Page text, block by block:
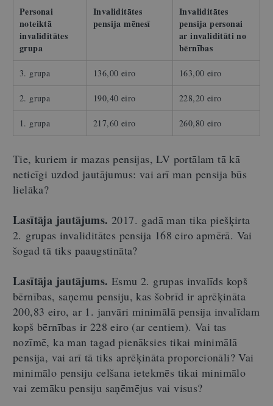
Personai
noteiktā
invaliditātes
grupa
Invaliditātes
pensija mēnesī
Invaliditātes
pensija personai
ar invaliditāti no
bērnības
3. grupa 136,00 eiro 163,00 eiro
2. grupa 190,40 eiro 228,20 eiro
1. grupa 217,60 eiro 260,80 eiro
Tie, kuriem ir mazas pensijas, LV portālam tā kā
neticīgi uzdod jautājumus: vai arī man pensija būs
lielāka?
Lasītāja jautājums. 2017. gadā man tika piešķirta
2. grupas invaliditātes pensija 168 eiro apmērā. Vai
šogad tā tiks paaugstināta?
Lasītāja jautājums. Esmu 2. grupas invalīds kopš
bērnības, saņemu pensiju, kas šobrīd ir aprēķināta
200,83 eiro, ar 1. janvāri minimālā pensija invalīdam
kopš bērnības ir 228 eiro (ar centiem). Vai tas
nozīmē, ka man tagad pienāksies tikai minimālā
pensija, vai arī tā tiks aprēķināta proporcionāli? Vai
minimālo pensiju celšana ietekmēs tikai minimālo
vai zemāku pensiju saņēmējus vai visus?